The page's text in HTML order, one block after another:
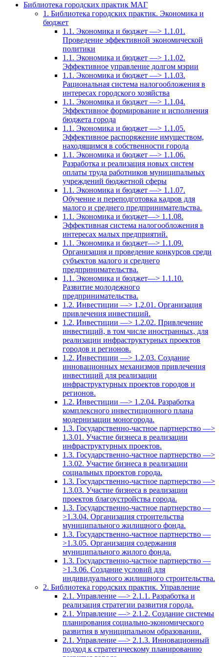
Библиотека городских практик МАГ
1. Библиотека городских практик. Экономика и
бюджет
1.1. Экономика и бюджет —> 1.1.01.
Проведение эффективной экономической
политики
1.1. Экономика и бюджет —> 1.1.02.
Эффективное управление долгом мэрии
1.1. Экономика и бюджет —> 1.1.03.
Рациональная система налогообложения в
интересах городского хозяйства
1.1. Экономика и бюджет —> 1.1.04.
Эффективное формирование и исполнения
бюджета города
1.1. Экономика и бюджет —> 1.1.05.
Эффективное распоряжение имуществом,
находящимся в собственности города
1.1. Экономика и бюджет —> 1.1.06.
Разработка и реализация новых систем
оплаты труда работников муниципальных
учреждений бюджетной сферы
1.1. Экономика и бюджет —> 1.1.07.
Обучение и переподготовка кадров для
малого и среднего предпринимательства.
1.1. Экономика и бюджет—> 1.1.08.
Эффективная система налогообложения в
интересах малых предприятий.
1.1. Экономика и бюджет—> 1.1.09.
Организация и проведение конкурсов среди
субъектов малого и среднего
предпринимательства.
1.1. Экономика и бюджет—> 1.1.10.
Развитие молодежного
предпринимательства.
1.2. Инвестиции —> 1.2.01. Организация
привлечения инвестиций.
1.2. Инвестиции —> 1.2.02. Привлечение
инвестиций, в том числе иностранных, для
реализации инфраструктурных проектов
городов и регионов.
1.2. Инвестиции —> 1.2.03. Создание
инновационных механизмов привлечения
инвестиций для реализации
инфраструктурных проектов городов и
регионов.
1.2. Инвестиции —> 1.2.04. Разработка
комплексного инвестиционного плана
модернизации моногорода.
1.3. Государственно-частное партнерство —>
1.3.01. Участие бизнеса в реализации
инфраструктурных проектов.
1.3. Государственно-частное партнерство —>
1.3.02. Участие бизнеса в реализации
социальных проектов города.
1.3. Государственно-частное партнерство —>
1.3.03. Участие бизнеса в реализации
проектов благоустройства города.
1.3. Государственно-частное партнерство —
>1.3.04. Организация строительства
муниципального жилищного фонда.
1.3. Государственно-частное партнерство —
>1.3.05. Организация содержания
муниципального жилого фонда.
1.3. Государственно-частное партнерство —
>1.3.06. Создание условий для
индивидуального жилищного строительства.
2. Библиотека городских практик. Управление
2.1. Управление —> 2.1.1. Разработка и
реализация стратегии развития города.
2.1. Управление —> 2.1.2. Создание системы
планирования социально-экономического
развития в муниципальном образовании.
2.1. Управление —> 2.1.3. Инновационный
подход к стратегическому планированию